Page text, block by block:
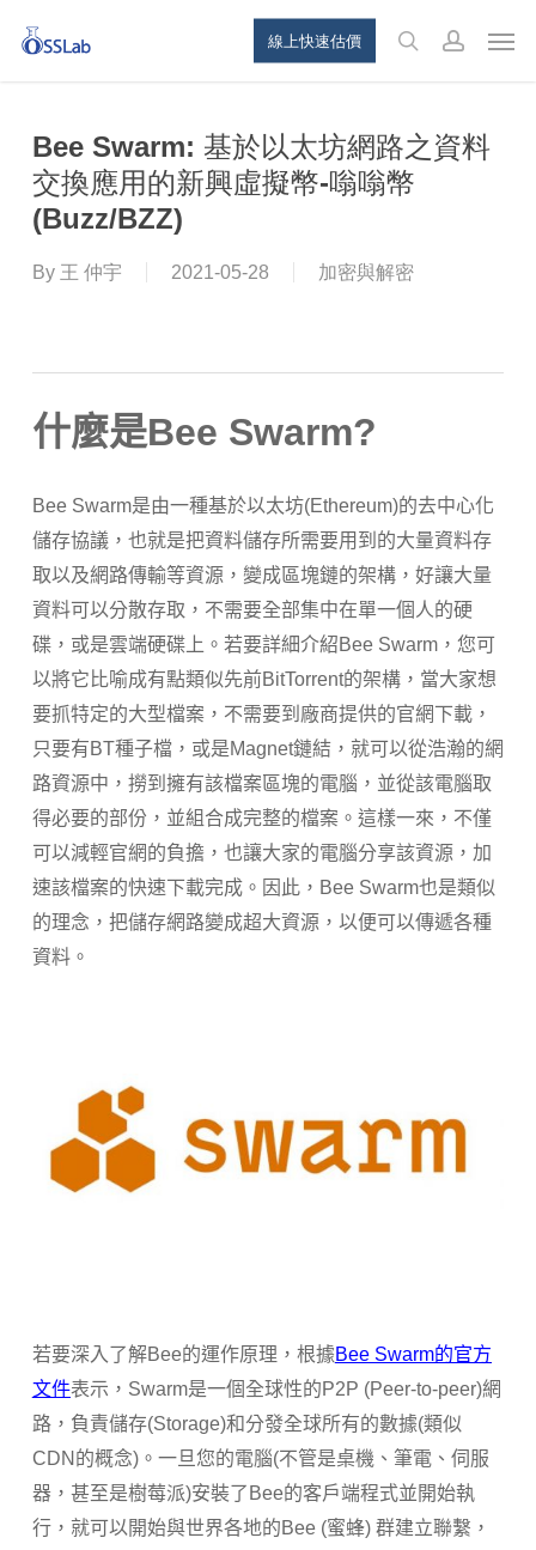
線上快速估價
searchaccount
Bee Swarm: 基於以太坊網路之資料
交換應用的新興虛擬幣-嗡嗡幣
(Buzz/BZZ)
By 王 仲宇 2021-05-28 加密與解密
什麼是Bee Swarm?
Bee Swarm是由一種基於以太坊(Ethereum)的去中心化
儲存協議，也就是把資料儲存所需要用到的大量資料存
取以及網路傳輸等資源，變成區塊鏈的架構，好讓大量
資料可以分散存取，不需要全部集中在單一個人的硬
碟，或是雲端硬碟上。若要詳細介紹Bee Swarm，您可
以將它比喻成有點類似先前BitTorrent的架構，當大家想
要抓特定的大型檔案，不需要到廠商提供的官網下載，
只要有BT種子檔，或是Magnet鏈結，就可以從浩瀚的網
路資源中，撈到擁有該檔案區塊的電腦，並從該電腦取
得必要的部份，並組合成完整的檔案。這樣一來，不僅
可以減輕官網的負擔，也讓大家的電腦分享該資源，加
速該檔案的快速下載完成。因此，Bee Swarm也是類似
的理念，把儲存網路變成超大資源，以便可以傳遞各種
資料。
若要深入了解Bee的運作原理，根據Bee Swarm的官方
文件表示， Swarm是一個全球性的P2P (Peer-to-peer)網
路，負責儲存(Storage)和分發全球所有的數據(類似
CDN的概念)。 一旦您的電腦(不管是桌機、筆電、伺服
器，甚至是樹莓派)安裝了Bee的客戶端程式並開始執
行，就可以開始與世界各地的Bee (蜜蜂) 群建立聯繫，